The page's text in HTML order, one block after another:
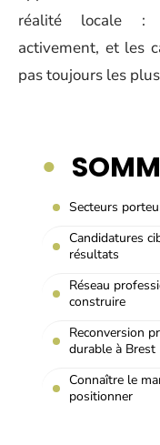
réalité locale :
activement, et les
pas toujours les
Secteurs
Candidatures
résultats
Réseau
construire
Reconversion
durable à Brest
Connaître le
positionner